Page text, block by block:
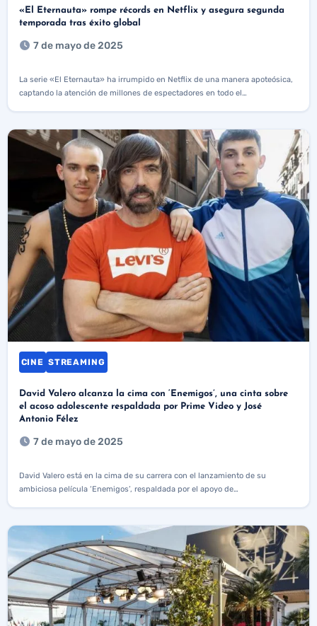
«El Eternauta» rompe récords en Netflix y asegura segunda
temporada tras éxito global
7 de mayo de 2025
La serie «El Eternauta» ha irrumpido en Netflix de una manera apoteósica,
captando la atención de millones de espectadores en todo el…
CINE STREAMING
David Valero alcanza la cima con ‘Enemigos’, una cinta sobre
el acoso adolescente respaldada por Prime Video y José
Antonio Félez
7 de mayo de 2025
David Valero está en la cima de su carrera con el lanzamiento de su
ambiciosa película ‘Enemigos’, respaldada por el apoyo de…